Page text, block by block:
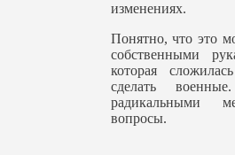
изменениях.
Понятно, что это
собственными
которая
сделать
радикальными
вопросы.